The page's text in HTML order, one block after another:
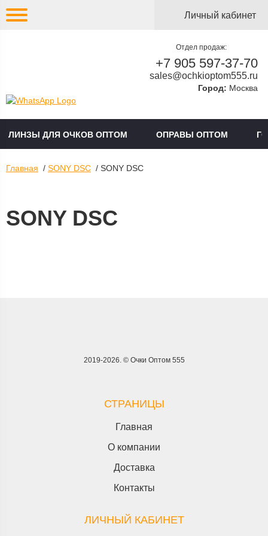
Личный кабинет
Отдел продаж:
+7 905 597-37-70
sales@ochkioptom555.ru
Город: Москва
ЛИНЗЫ ДЛЯ ОЧКОВ ОПТОМ ОПРАВЫ ОПТОМ
Главная / SONY DSC / SONY DSC
SONY DSC
2019-2026. © Очки Оптом 555
СТРАНИЦЫ
Главная
О компании
Доставка
Контакты
ЛИЧНЫЙ КАБИНЕТ